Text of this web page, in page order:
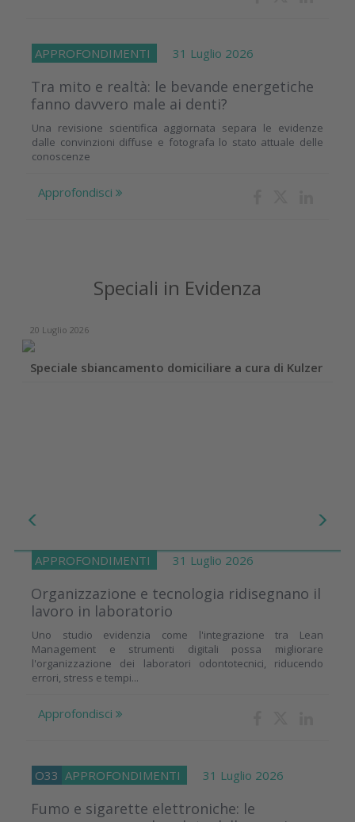
APPROFONDIMENTI 31 Luglio 2026
Tra mito e realtà: le bevande energetiche
fanno davvero male ai denti?
Una revisione scientifica aggiornata separa le evidenze
dalle convinzioni diffuse e fotografa lo stato attuale delle
conoscenze
Approfondisci
Speciali in Evidenza
20 Luglio 2026
Speciale sbiancamento domiciliare a cura di Kulzer
APPROFONDIMENTI 31 Luglio 2026
Organizzazione e tecnologia ridisegnano il
lavoro in laboratorio
Uno studio evidenzia come l'integrazione tra Lean
Management e strumenti digitali possa migliorare
l'organizzazione dei laboratori odontotecnici, riducendo
errori, stress e tempi...
Approfondisci
O33 APPROFONDIMENTI 31 Luglio 2026
Fumo e sigarette elettroniche: le